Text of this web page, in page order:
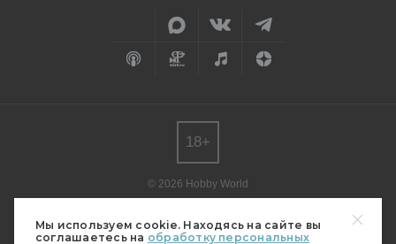
Мы используем cookie. Находясь на сайте вы
соглашаетесь на обработку персональных
© 2026 Hobby World
редакции.
Мнение авторов может не совпадать с мнением редакции.
18+